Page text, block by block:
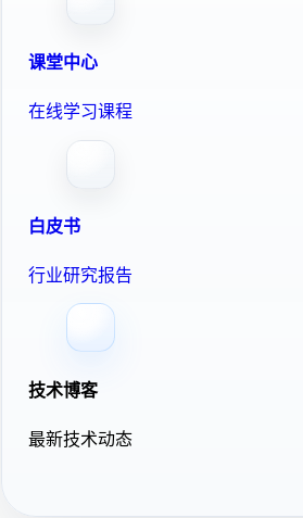
课堂中心
在线学习课程
白皮书
行业研究报告
技术博客
最新技术动态